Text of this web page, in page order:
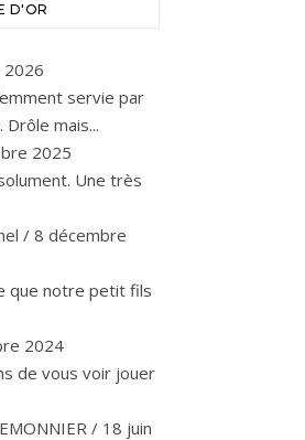
D'OR
2026
servie par
mais...
2025
Une très
/ 8 décembre
que notre petit fils
2024
de vous voir jouer
/ 18 juin